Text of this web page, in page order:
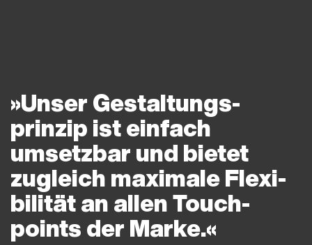
Unser Gestaltungs­
prinzip ist einfach
umsetzbar und bietet
zugleich maximale Flexi­
bilität an allen Touch­
points der Marke.